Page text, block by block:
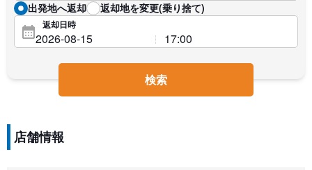
出発地へ返却 返却地を変更(乗り捨て)
返却日時
検索
店舗情報